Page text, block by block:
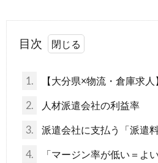
目次
1. 【大分県×物流・倉庫求
2. 人材派遣会社の利益率
3. 派遣会社に支払う「派遣
4. 「マージン率が低い＝よ